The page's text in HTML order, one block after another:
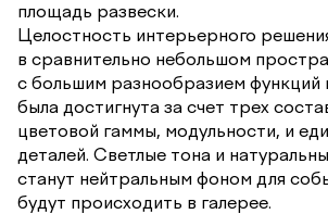
площадь развески.
Целостность интерьерного
в сравнительно небольшом
с большим разнообразием функций
была достигнута за счет трех
цветовой гаммы, модульности, и
деталей. Светлые тона и
станут нейтральным фоном для
будут происходить в галерее.